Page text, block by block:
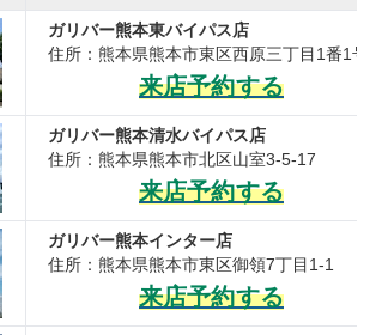
ガリバー熊本東バイパス店
住所：熊本県熊本市東区西原三丁目1番1号
来店予約する
ガリバー熊本清水バイパス店
住所：熊本県熊本市北区山室3-5-17
来店予約する
ガリバー熊本インター店
住所：熊本県熊本市東区御領7丁目1-1
来店予約する